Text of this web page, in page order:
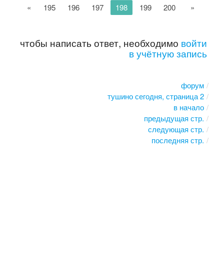
« 195 196 197 198 199 200 »
чтобы написать ответ, необходимо войти
в учётную запись
форум
тушино сегодня, страница 2
в начало
предыдущая стр.
следующая стр.
последняя стр.